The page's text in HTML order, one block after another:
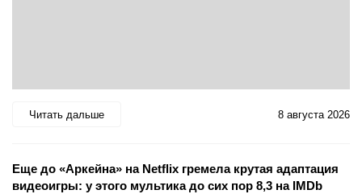
Читать дальше 8 августа 2026
Еще до «Аркейна» на Netflix гремела крутая адаптация
видеоигры: у этого мультика до сих пор 8,3 на IMDb